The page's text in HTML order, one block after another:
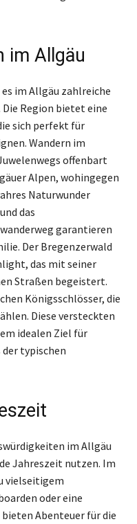
im Allgäu
im Allgäu zahlreiche
Region bietet eine
sich perfekt für
Wandern im
offenbart
Alpen, wohingegen
Naturwunder
das
garantieren
Der Bregenzerwald
das mit seiner
Straßen begeistert.
Königsschlösser, die
Diese versteckten
idealen Ziel für
typischen
im Allgäu
Jahreszeit nutzen. Im
vielseitigem
oder eine
Abenteuer für die